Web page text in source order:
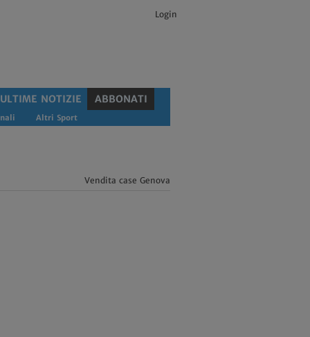
Login
ULTIME NOTIZIE ABBONATI
Altri Sport
Vendita case Genova